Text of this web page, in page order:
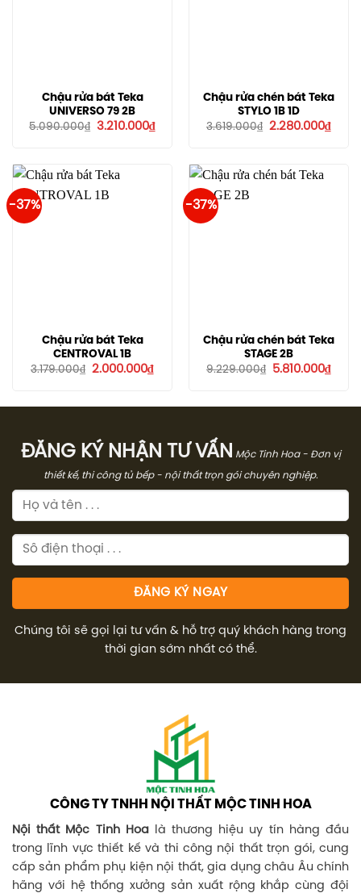
Chậu rửa bát Teka
UNIVERSO 79 2B
5.090.000₫ Giá
3.210.000₫Giá
hiện
3.210.000₫.
Chậu rửa chén bát Teka
STYLO 1B 1D
3.619.000₫
Giá
2.280.000₫Giá
hiện
-37%
Chậu rửa bát Teka
CENTROVAL 1B
3.179.000₫
Giá
2.000.000₫Giá
hiện
2.000.000₫.
-37%
Chậu rửa chén bát Teka
STAGE 2B
9.229.000₫
Giá
5.810.000₫Giá
hiện
ĐĂNG KÝ NHẬN TƯ VẤN Mộc Tinh Hoa - Đơn vị
thiết kế, thi công tủ bếp - nội thất trọn gói chuyên nghiệp.
Chúng tôi sẽ gọi lại tư vấn & hỗ trợ quý khách hàng trong
thời gian sớm nhất có thể.
CÔNG TY TNHH NỘI THẤT MỘC TINH HOA
Nội thất Mộc Tinh Hoalà thương hiệu uy tín hàng đầu
trong lĩnh vực thiết kế và thi công nội thất trọn gói, cung
cấp sản phẩm phụ kiện nội thất, gia dụng châu Âu chính
hãng với hệ thống xưởng sản xuất rộng khắp cùng đội